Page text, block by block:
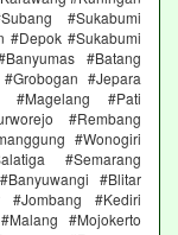
#Sukabumi
#Depok #Sukabumi
#Batang
#Jepara
#Magelang #Pati
#Rembang
#Wonogiri
#Semarang
#Blitar
#Jombang #Kediri
#Mojokerto